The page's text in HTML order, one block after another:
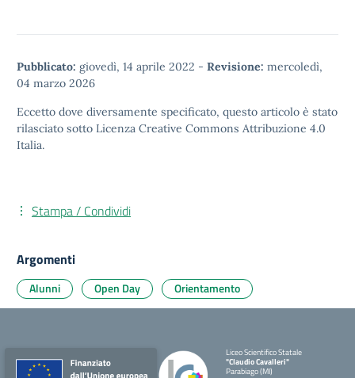
Pubblicato: giovedì, 14 aprile 2022 - Revisione: mercoledì,
04 marzo 2026
Eccetto dove diversamente specificato, questo articolo è stato
rilasciato sotto Licenza Creative Commons Attribuzione 4.0
Italia.
Stampa / Condividi
Argomenti
Alunni Open Day Orientamento
Liceo Scientifico Statale
"Claudio Cavalleri"
Parabiago (MI)